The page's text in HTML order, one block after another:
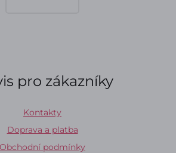
pro zákazníky
Kontakty
Doprava a platba
Obchodní podmínky